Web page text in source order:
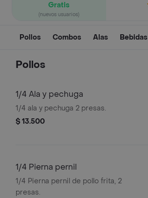
Gratis
(nuevos usuarios)
Pollos Combos Alas Bebidas
Pollos
1/4 Ala y pechuga
1/4 ala y pechuga 2 presas.
$ 13.500
1/4 Pierna pernil
1/4 Pierna pernil de pollo frita, 2
presas.